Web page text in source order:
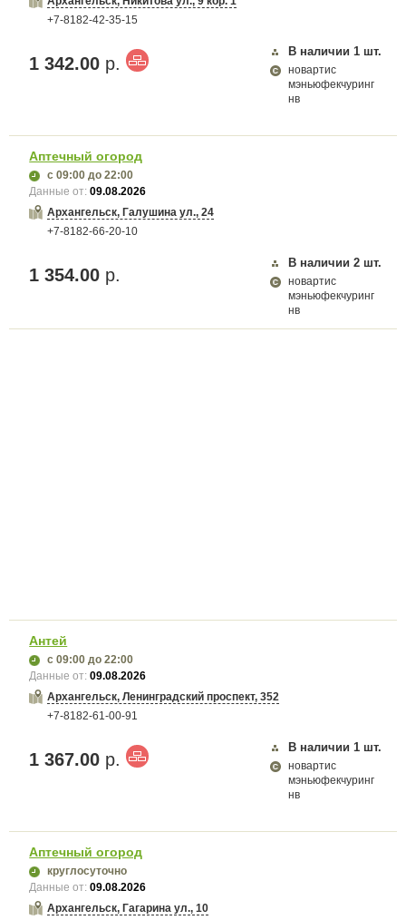
+7-8182-42-35-15
1 342.00 р.
В наличии 1 шт.
новартис
мэньюфекчуринг
нв
Аптечный огород
с 09:00 до 22:00
Данные от:09.08.2026
Архангельск, Галушина ул., 24
+7-8182-66-20-10
1 354.00 р.
В наличии 2 шт.
новартис
мэньюфекчуринг
нв
Антей
с 09:00 до 22:00
Данные от:09.08.2026
Архангельск, Ленинградский проспект, 352
+7-8182-61-00-91
1 367.00 р.
В наличии 1 шт.
новартис
мэньюфекчуринг
нв
Аптечный огород
круглосуточно
Данные от:09.08.2026
Архангельск, Гагарина ул., 10